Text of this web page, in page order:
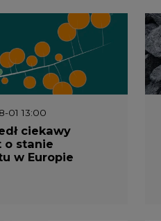
01 13:00
ciekawy
o stanie
w Europie